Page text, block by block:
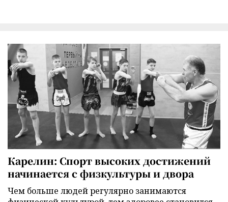
Карелин: Спорт высоких достижений
начинается с физкультуры и двора
Чем больше людей регулярно занимаются